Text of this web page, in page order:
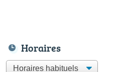
Horaires